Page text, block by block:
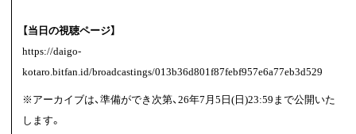
【当日の視聴ページ】
https://daigo-
kotaro.bitfan.id/broadcastings/013b36d801f87febf957e6a77eb3d529
※アーカイブは、準備ができ次第、26年7月5日(日)23:59まで公開いた
します。